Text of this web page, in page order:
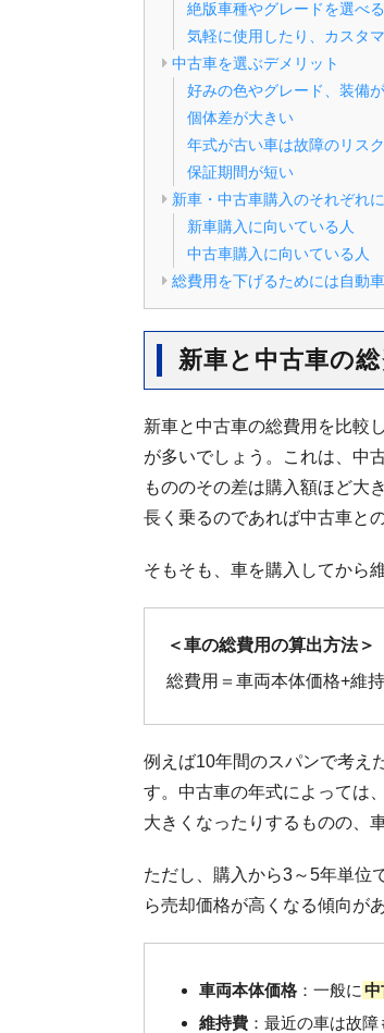
絶版車種やグレードを選べる
気軽に使用したり、カスタ
中古車を選ぶデメリット
好みの色やグレード、装備
個体差が大きい
年式が古い車は故障のリス
保証期間が短い
新車・中古車購入のそれぞれ
新車購入に向いている人
中古車購入に向いている人
総費用を下げるためには自動
新車と中古車の
新車と中古車の総費用を比較
が多いでしょう。これは、中
もののその差は購入額ほど大
長く乗るのであれば中古車と
そもそも、車を購入してから
＜車の総費用の算出方法＞
総費用＝車両本体価格+維
例えば10年間のスパンで考え
す。中古車の年式によっては
大きくなったりするものの、
ただし、購入から3～5年単位
ら売却価格が高くなる傾向が
車両本体価格：一般に 中
維持費 ：最近の車は故障